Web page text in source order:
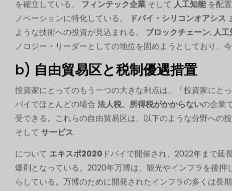
を確立している、 フィンテック企業 そして 人工知能を配
ノベーションに特化している。
ドバイ・シリコンオアシス
ような技術への投資が見込まれる。 ブロックチェーン,人工
ノロジー・リーダーとしての地位を固めようとしており、
b) 自由貿易区と税制優遇措置
投資家にとってのもう一つの大きな利点は、「投資家にと
バイでほとんどの場合 法人税、所得税がかからないの企業
受できる。これらの自由貿易区は、以下のような分野への
そして サービス.
について エキスポ2020 ドバイで開催され、2022年まで延
爆剤となっている。2020年万博は、観光やインフラを後
らしている。万博のために開発されたインフラの多くは長